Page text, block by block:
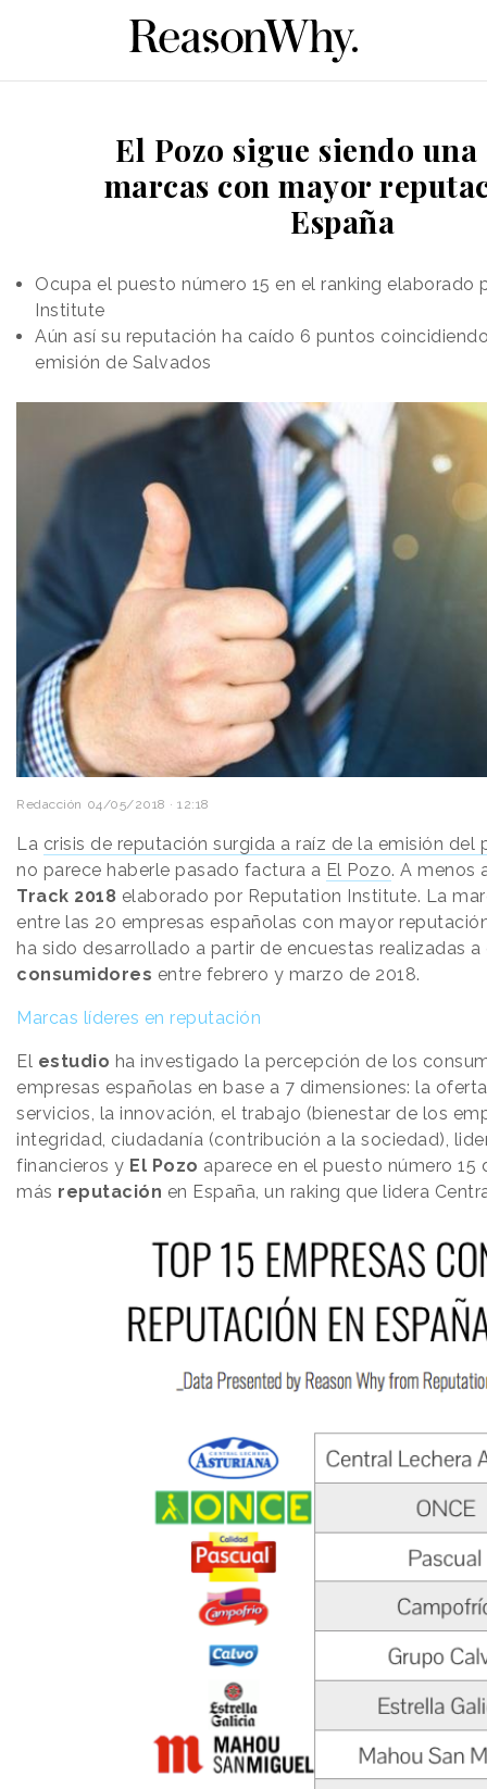
El Pozo sigue siendo una
marcas con mayor
España
Ocupa el puesto número 15 en el ranking elaborado
Institute
Aún así su reputación ha caído 6 puntos
emisión de Salvados
Redacción 04/05/2018 · 12:18
La crisis de reputación surgida a raíz de la emisión del
no parece haberle pasado factura a El Pozo. A menos
Track 2018 elaborado por Reputation Institute. La
entre las 20 empresas españolas con mayor
ha sido desarrollado a partir de encuestas realizadas
consumidores entre febrero y marzo de 2018.
Marcas líderes en reputación
El estudio ha investigado la percepción de los
empresas españolas en base a 7 dimensiones: la
servicios, la innovación, el trabajo (bienestar de los
integridad, ciudadanía (contribución a la sociedad),
financieros y El Pozo aparece en el puesto número 15
más reputación en España, un raking que lidera